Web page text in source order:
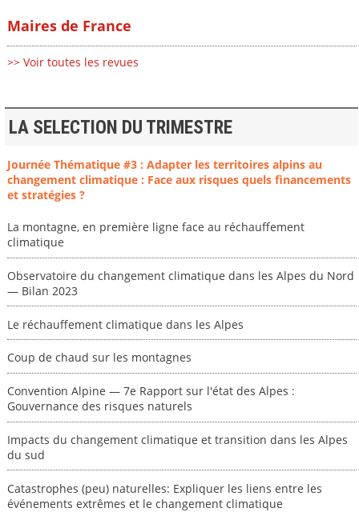
Maires de France
>> Voir toutes les revues
LA SELECTION DU TRIMESTRE
Journée Thématique #3 : Adapter les territoires alpins au
changement climatique : Face aux risques quels financements
et stratégies ?
La montagne, en première ligne face au réchauffement
climatique
Observatoire du changement climatique dans les Alpes du Nord
— Bilan 2023
Le réchauffement climatique dans les Alpes
Coup de chaud sur les montagnes
Convention Alpine — 7e Rapport sur l'état des Alpes :
Gouvernance des risques naturels
Impacts du changement climatique et transition dans les Alpes
du sud
Catastrophes (peu) naturelles: Expliquer les liens entre les
événements extrêmes et le changement climatique